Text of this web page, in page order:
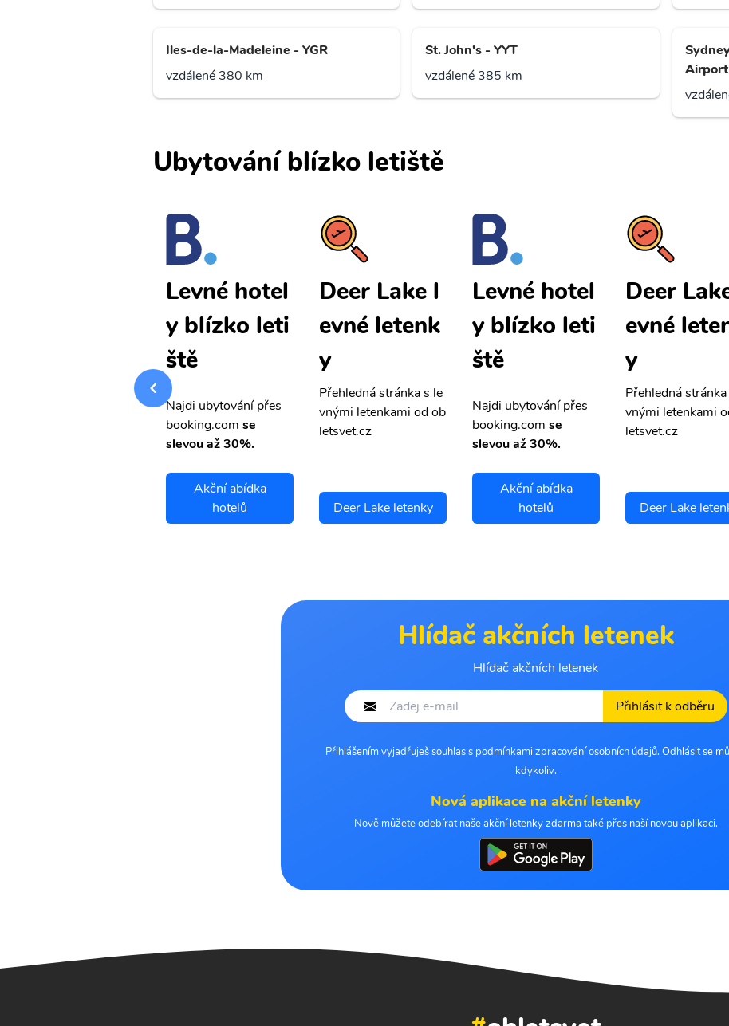
Iles-de-la-Madeleine - YGR
vzdálené 380 km
St. John's - YYT
vzdálené 385 km
Airport
Ubytování blízko letiště
Přehledná stránka s le
Levné hotel
y blízko leti
ště
Najdi ubytování přes
booking.com se
slevou až 30%.
Akční abídka
hotelů
Deer Lake l
evné letenk
y
Přehledná stránka s le
vnými letenkami od ob
letsvet.cz
Deer Lake letenky
Levné hotel
y blízko leti
ště
Najdi ubytování přes
booking.com se
slevou až 30%.
Akční abídka
hotelů
Deer
evné
y
Přehledná
vnými letenkami
letsvet.cz
Deer Lake
Hlídač akčních letenek
Hlídač akčních letenek
Přihlásit k odběru
Přihlášením vyjadřuješ souhlas s podmínkami zpracování osobních údajů. Odhlásit se
kdykoliv.
Nová aplikace na akční letenky
Nově můžete odebírat naše akční letenky zdarma také přes naší novou aplikaci.